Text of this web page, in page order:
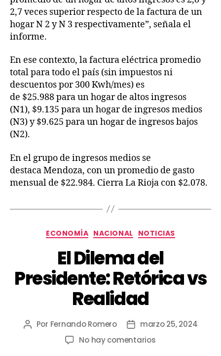
2,7 veces superior respecto de la factura de un
hogar N 2 y N 3 respectivamente”, señala el
informe.
En ese contexto, la factura eléctrica promedio
total para todo el país (sin impuestos ni
descuentos por 300 Kwh/mes) es
de $25.988 para un hogar de altos ingresos
(N1), $9.135 para un hogar de ingresos medios
(N3) y $9.625 para un hogar de ingresos bajos
(N2).
En el grupo de ingresos medios se
destaca Mendoza, con un promedio de gasto
mensual de $22.984. Cierra La Rioja con $2.078.
ECONOMÍA NACIONAL NOTICIAS
El Dilema del
Presidente: Retórica vs
Realidad
Por Fernando Romero
marzo 25, 2024
No hay comentarios